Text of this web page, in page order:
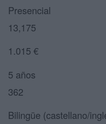
Presencial
13,175
1.015 €
5 años
362
Bilingüe (castellano/